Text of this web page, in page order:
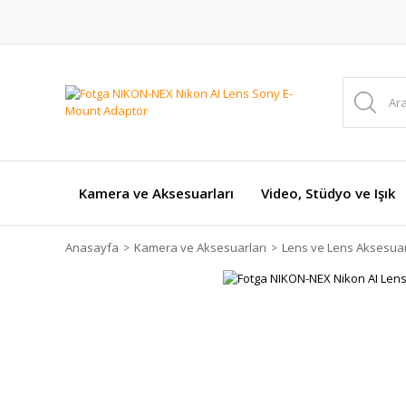
Kamera ve Aksesuarları Video, Stüdyo ve Işık
Anasayfa Kamera ve Aksesuarları Lens ve Lens